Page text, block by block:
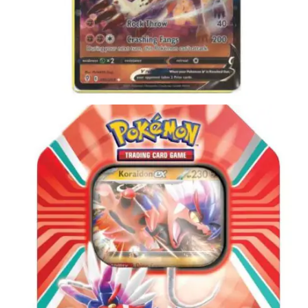
Toevoegen aan winkelwagen
€3.99